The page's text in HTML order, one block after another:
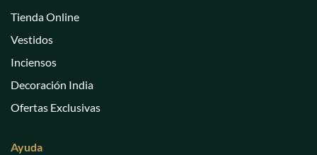
Tienda Online
Vestidos
Inciensos
Decoración India
Ofertas Exclusivas
Ayuda